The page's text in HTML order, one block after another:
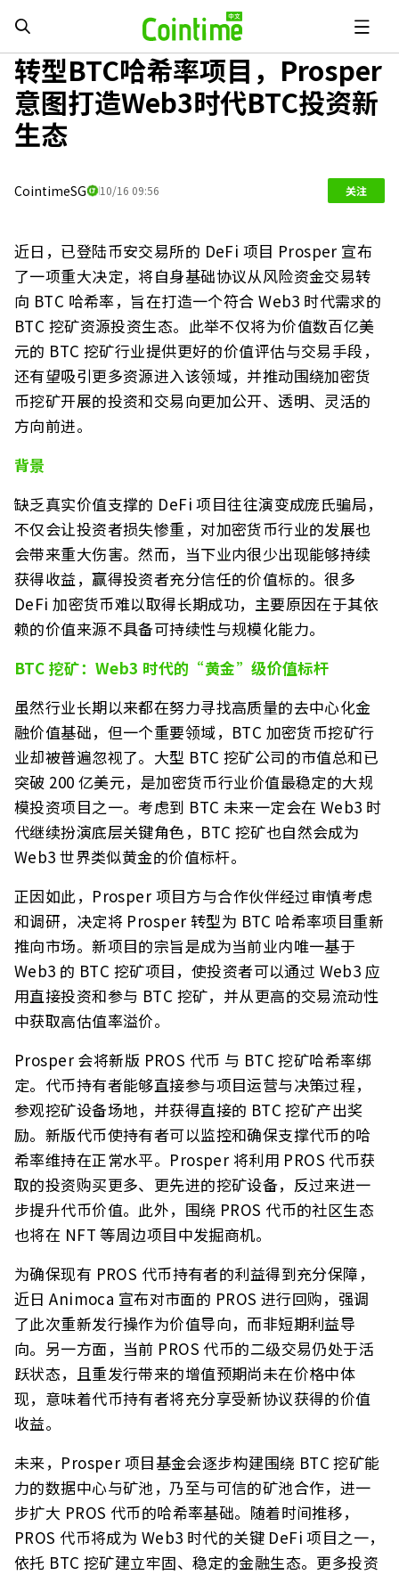
转型BTC哈希率项目，Prosper
意图打造Web3时代BTC投资新
生态
CointimeSG 10/16 09:56 关注
近日，已登陆币安交易所的 DeFi 项目 Prosper 宣布
了一项重大决定，将自身基础协议从风险资金交易转
向 BTC 哈希率，旨在打造一个符合 Web3 时代需求的
BTC 挖矿资源投资生态。此举不仅将为价值数百亿美
元的 BTC 挖矿行业提供更好的价值评估与交易手段，
还有望吸引更多资源进入该领域，并推动围绕加密货
币挖矿开展的投资和交易向更加公开、透明、灵活的
方向前进。
背景
缺乏真实价值支撑的 DeFi 项目往往演变成庞氏骗局，
不仅会让投资者损失惨重，对加密货币行业的发展也
会带来重大伤害。然而，当下业内很少出现能够持续
获得收益，赢得投资者充分信任的价值标的。很多
DeFi 加密货币难以取得长期成功，主要原因在于其依
赖的价值来源不具备可持续性与规模化能力。
BTC 挖矿：Web3 时代的“黄金”级价值标杆
虽然行业长期以来都在努力寻找高质量的去中心化金
融价值基础，但一个重要领域，BTC 加密货币挖矿行
业却被普遍忽视了。大型 BTC 挖矿公司的市值总和已
突破 200 亿美元，是加密货币行业价值最稳定的大规
模投资项目之一。考虑到 BTC 未来一定会在 Web3 时
代继续扮演底层关键角色，BTC 挖矿也自然会成为
Web3 世界类似黄金的价值标杆。
正因如此，Prosper 项目方与合作伙伴经过审慎考虑
和调研，决定将 Prosper 转型为 BTC 哈希率项目重新
推向市场。新项目的宗旨是成为当前业内唯一基于
Web3 的 BTC 挖矿项目，使投资者可以通过 Web3 应
用直接投资和参与 BTC 挖矿，并从更高的交易流动性
中获取高估值率溢价。
Prosper 会将新版 PROS 代币 与 BTC 挖矿哈希率绑
定。代币持有者能够直接参与项目运营与决策过程，
参观挖矿设备场地，并获得直接的 BTC 挖矿产出奖
励。新版代币使持有者可以监控和确保支撑代币的哈
希率维持在正常水平。Prosper 将利用 PROS 代币获
取的投资购买更多、更先进的挖矿设备，反过来进一
步提升代币价值。此外，围绕 PROS 代币的社区生态
也将在 NFT 等周边项目中发掘商机。
为确保现有 PROS 代币持有者的利益得到充分保障，
近日 Animoca 宣布对市面的 PROS 进行回购，强调
了此次重新发行操作为价值导向，而非短期利益导
向。另一方面，当前 PROS 代币的二级交易仍处于活
跃状态，且重发行带来的增值预期尚未在价格中体
现，意味着代币持有者将充分享受新协议获得的价值
收益。
未来，Prosper 项目基金会逐步构建围绕 BTC 挖矿能
力的数据中心与矿池，乃至与可信的矿池合作，进一
步扩大 PROS 代币的哈希率基础。随着时间推移，
PROS 代币将成为 Web3 时代的关键 DeFi 项目之一，
依托 BTC 挖矿建立牢固、稳定的金融生态。更多投资